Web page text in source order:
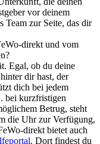
vor deinem
Team zur Seite, das dir
direkt und vom
Egal, ob du deine
dir hast, der
dich bei jedem
bei kurzfristigen
Betrug, steht
die Uhr zur Verfügung,
direkt bietet auch
. Dort findest du